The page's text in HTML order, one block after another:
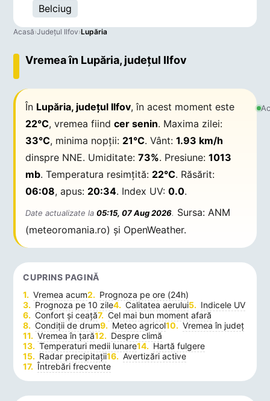
Belciug
Acasă›Județul Ilfov›Lupăria
Vremea în Lupăria, județul Ilfov
În Lupăria, județul Ilfov, în acest moment este
22°C, vremea fiindcer senin. Maxima zilei:
33°C, minima nopții: 21°C. Vânt:1.93 km/h
dinspre NNE. Umiditate:73%. Presiune:1013
mb. Temperatura resimțită: 22°C. Răsărit:
06:08, apus: 20:34. Index UV:0.0.
Date actualizate la05:15, 07 Aug 2026. Sursa: ANM
(meteoromania.ro) și OpenWeather.
CUPRINS PAGINĂ
Vremea acum
Prognoza pe ore (24h)
Prognoza pe 10 zile
Calitatea aerului
Indicele UV
Confort și ceață
Cel mai bun moment afară
Condiții de drum
Meteo agricol
Vremea în județ
Vremea în țară
Despre climă
Temperaturi medii lunare
Hartă fulgere
Radar precipitații
Avertizări active
Întrebări frecvente